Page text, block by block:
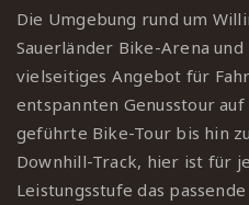
Die Umgebung rund um
Sauerländer Bike-Arena
vielseitiges Angebot für
entspannten Genusstour
geführte Bike-Tour bis hin
Downhill-Track, hier ist für
Leistungsstufe das